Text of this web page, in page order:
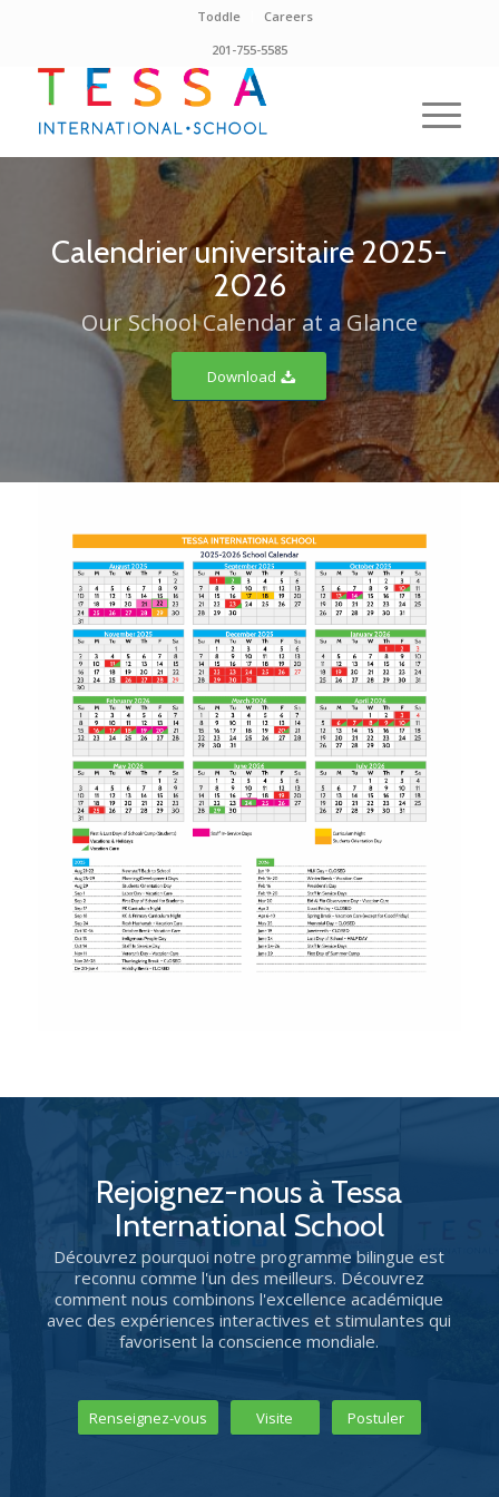
Toddle
Careers
201-755-5585
Calendrier universitaire 2025-
2026
Our School Calendar at a Glance
Download
Rejoignez-nous à Tessa
International School
Découvrez pourquoi notre programme bilingue est
reconnu comme l'un des meilleurs. Découvrez
comment nous combinons l'excellence académique
avec des expériences interactives et stimulantes qui
favorisent la conscience mondiale.
Renseignez-vous Visite Postuler